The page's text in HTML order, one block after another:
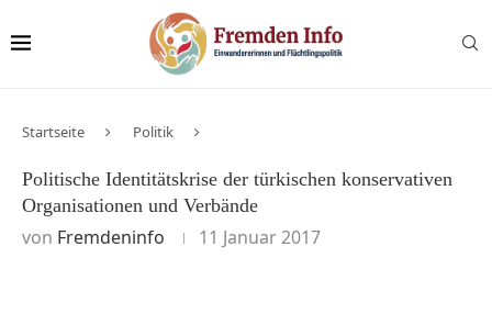
Startseite Politik
Politische Identitätskrise der türkischen konservativen
Organisationen und Verbände
von Fremdeninfo 11 Januar 2017